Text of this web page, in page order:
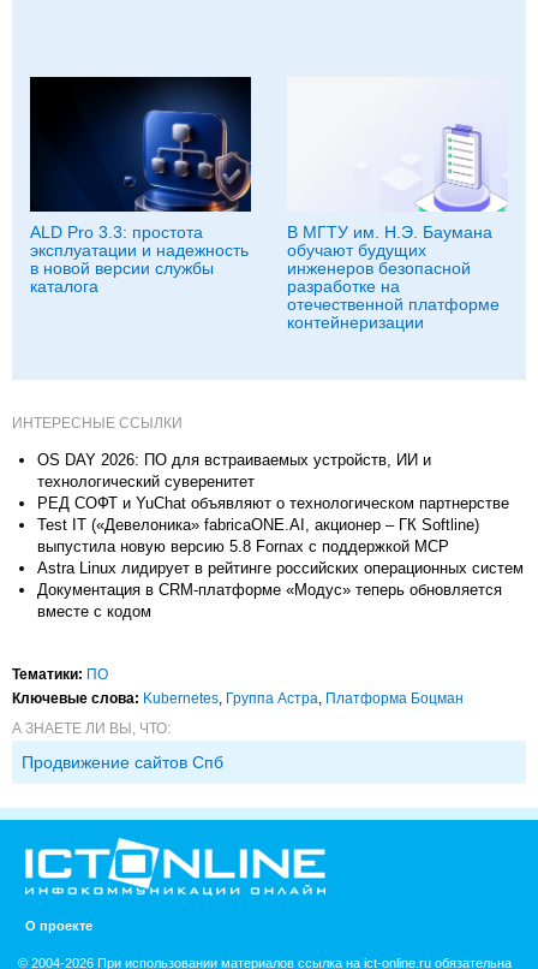
ALD Pro 3.3: простота
эксплуатации и надежность
в новой версии службы
каталога
В МГТУ им. Н.Э. Баумана
обучают будущих
инженеров безопасной
разработке на
отечественной платформе
контейнеризации
ИНТЕРЕСНЫЕ ССЫЛКИ
OS DAY 2026: ПО для встраиваемых устройств, ИИ и
технологический суверенитет
РЕД СОФТ и YuChat объявляют о технологическом партнерстве
Test IT («Девелоника» fabricaONE.AI, акционер – ГК Softline)
выпустила новую версию 5.8 Fornax с поддержкой MCP
Astra Linux лидирует в рейтинге российских операционных систем
Документация в CRM-платформе «Модус» теперь обновляется
вместе с кодом
Тематики: ПО
Ключевые слова: Kubernetes, Группа Астра, Платформа Боцман
А ЗНАЕТЕ ЛИ ВЫ, ЧТО:
Продвижение сайтов Спб
О проекте
© 2004-2026 При использовании материалов ссылка на ict-online.ru обязательна